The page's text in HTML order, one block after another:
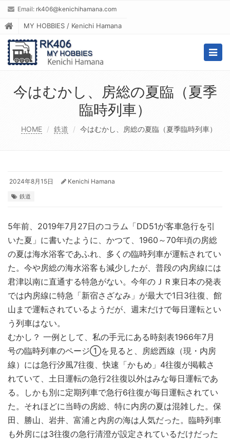
Email: rk406@kenichihamana.com
MY HOBBIES / Kenichi Hamana
今はむかし、房総の夏臨（夏季
臨時列車）
HOME 鉄道 今はむかし、房総の夏臨（夏季臨時列車）
2024年8月15日 Kenichi Hamana
鉄道
5年前、2019年7月27日のコラム「DD51が客車急行を引
いた夏」に書いたように、かつて、1960～70年頃の房総
の夏は海水浴客であふれ、多くの臨時列車が運転されてい
た。今や房総の海水浴客も減少したが、普段の内房線には
君津以南に直通する特急がない。今年のＪＲ東日本の発表
では内房線に特急「新宿さざなみ」が最大で1日3往復、館
山まで運転されているようだが、週末だけで毎日運転とい
う列車はない。
むかし？ 一例として、私の手元にある時刻表1966年7月
号の臨時列車のページ①を見ると、房総西線（現・内房
線）には急行汐風7往復、快速「かもめ」4往復が掲載さ
れていて、土日運転の急行2往復以外はみな毎日運転であ
る。しかも別に定期列車で急行6往復が毎日運転されてい
た。それほどに当時の房総、特に内房の夏は混雑した。保
田、勝山、岩井、富浦と内房の海は人気だった。臨時列車
も外房には3往復の急行清澄が設定されているだけだった